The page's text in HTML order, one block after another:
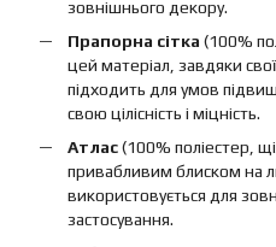
зовнішнього декору.
Прапорна сітка (100%
цей матеріал, завдяки
підходить для умов
свою цілісність і міцність.
Атлас(100% поліестер,
привабливим блиском на
використовується для
застосування.